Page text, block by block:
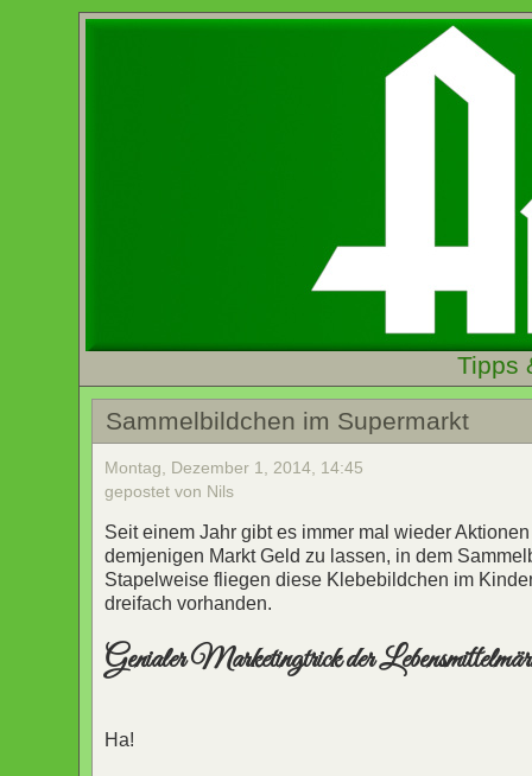
Tipps
Sammelbildchen im Supermarkt
Montag, Dezember 1, 2014, 14:45
gepostet von Nils
Seit einem Jahr gibt es immer mal wieder
demjenigen Markt Geld zu lassen, in dem
Stapelweise fliegen diese Klebebildchen im
dreifach vorhanden.
Genialer Marketingtrick der
Ha!